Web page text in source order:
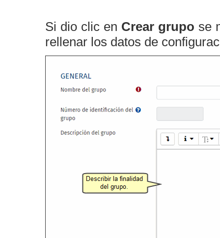
Si dio clic en Crear grupo se
rellenar los datos de